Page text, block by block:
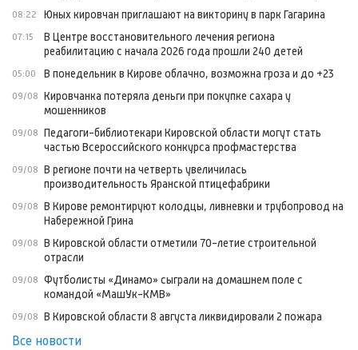
08:22 Юных кировчан приглашают на викторину в парк Гагарина
07:15
В Центре восстановительного лечения региона
реабилитацию с начала 2026 года прошли 240 детей
05:00 В понедельник в Кирове облачно, возможна гроза и до +23
09/08 Кировчанка потеряла деньги при покупке сахара у
мошенников
09/08 Педагоги-библиотекари Кировской области могут стать
частью Всероссийского конкурса профмастерства
09/08 В регионе почти на четверть увеличилась
производительность Яранской птицефабрики
09/08 В Кирове ремонтируют колодцы, ливневки и трубопровод на
Набережной Грина
09/08 В Кировской области отметили 70-летие строительной
отрасли
09/08 Футболисты «Динамо» сыграли на домашнем поле с
командой «МашУк-КМВ»
09/08 В Кировской области 8 августа ликвидировали 2 пожара
Все новости